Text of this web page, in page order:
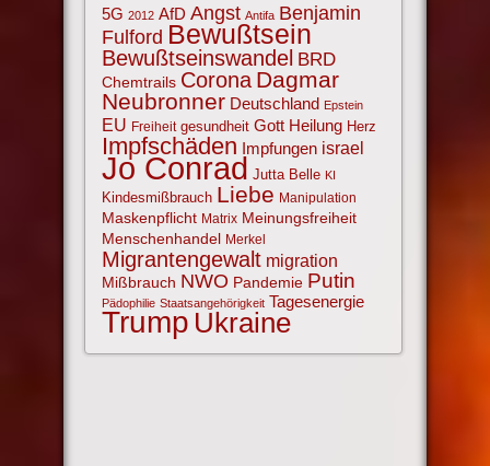
5G 2012 AfD Angst Antifa Benjamin
Fulford Bewußtsein
Bewußtseinswandel BRD
Chemtrails Corona Dagmar
Neubronner Deutschland Epstein
EU Freiheit gesundheit Gott Heilung Herz
Impfschäden Impfungen israel
Jo Conrad Jutta Belle KI
Kindesmißbrauch Liebe Manipulation
Maskenpflicht Matrix Meinungsfreiheit
Menschenhandel Merkel
Migrantengewalt migration
Mißbrauch NWO Pandemie Putin
Pädophilie Staatsangehörigkeit Tagesenergie
Trump Ukraine